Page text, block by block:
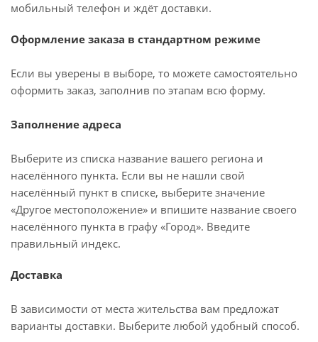
мобильный телефон и ждёт доставки.
Оформление заказа в стандартном режиме
Если вы уверены в выборе, то можете самостоятельно
оформить заказ, заполнив по этапам всю форму.
Заполнение адреса
Выберите из списка название вашего региона и
населённого пункта. Если вы не нашли свой
населённый пункт в списке, выберите значение
«Другое местоположение» и впишите название своего
населённого пункта в графу «Город». Введите
правильный индекс.
Доставка
В зависимости от места жительства вам предложат
варианты доставки. Выберите любой удобный способ.